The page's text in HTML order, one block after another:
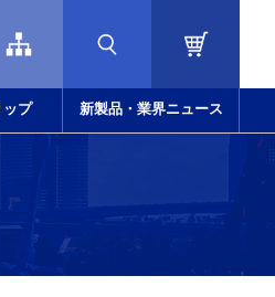
ップ 新製品・業界ニュース